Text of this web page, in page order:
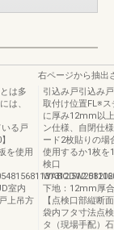
は多
は、
る戸
を使用
室内
上吊方
右ページから抽出
引込み戸引込み
取付け位置FL※
に厚み12mm以
ン仕様、自閉仕
ード2枚貼りの場
使用するか1枚を
検口
下地：12mm厚
【点検口部縦断
袋内フタ寸法点
タ（現場手配）